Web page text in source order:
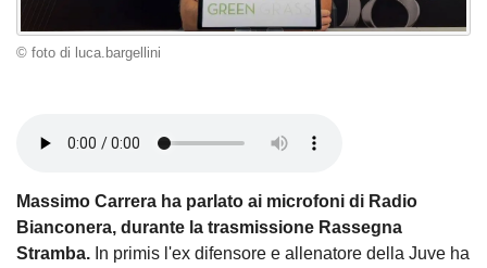
© foto di luca.bargellini
Massimo Carrera ha parlato ai microfoni di Radio
Bianconera, durante la trasmissione Rassegna
Stramba. In primis l'ex difensore e allenatore della Juve ha